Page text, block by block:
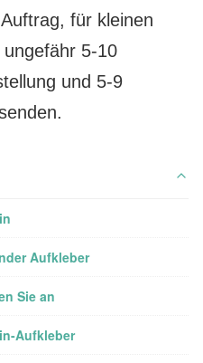
für kleinen
5-10
und 5-9
Aufkleber
Sie an
Aufkleber